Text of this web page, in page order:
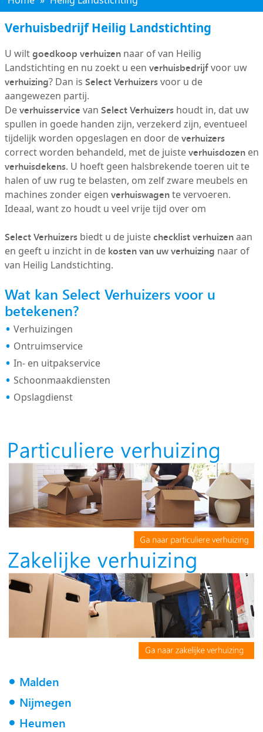
Verhuisbedrijf Heilig Landstichting
U wiltgoedkoop verhuizennaar of van Heilig
Landstichting en nu zoekt u een verhuisbedrijfvoor uw
verhuizing? Dan is Select Verhuizersvoor u de
aangewezen partij.
Deverhuisservice van Select Verhuizershoudt in, dat uw
spullen in goede handen zijn, verzekerd zijn, eventueel
tijdelijk worden opgeslagen en door deverhuizers
correct worden behandeld, met de juisteverhuisdozenen
verhuisdekens. U hoeft geen halsbrekende toeren uit te
halen of uw rug te belasten, om zelf zware meubels en
machines zonder eigen verhuiswagente vervoeren.
Ideaal, want zo houdt u veel vrije tijd over om
Select Verhuizersbiedt u de juistechecklist verhuizenaan
en geeft u inzicht in de kosten van uw verhuizing naar of
van Heilig Landstichting.
Wat kan Select Verhuizers voor u
betekenen?
Verhuizingen
Ontruimservice
In- en uitpakservice
Schoonmaakdiensten
Opslagdienst
Malden
Nijmegen
Heumen